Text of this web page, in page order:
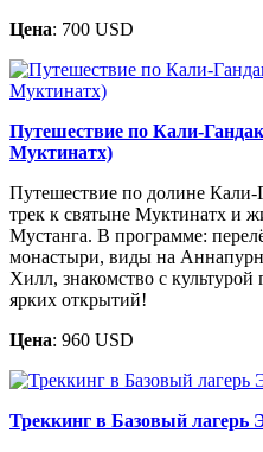
Цена: 700 USD
Путешествие по Кали-
Муктинатх)
Путешествие по долине
трек к святыне Муктинатх и
Мустанга. В программе:
монастыри, виды на
Хилл, знакомство с
ярких открытий!
Цена: 960 USD
Треккинг в Базовый лагерь